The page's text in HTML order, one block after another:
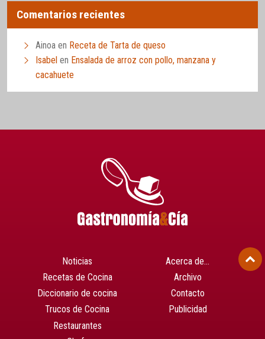
Comentarios recientes
Ainoa en Receta de Tarta de queso
Isabel en Ensalada de arroz con pollo, manzana y
cacahuete
Noticias
Recetas de Cocina
Diccionario de cocina
Trucos de Cocina
Restaurantes
Acerca de…
Archivo
Contacto
Publicidad